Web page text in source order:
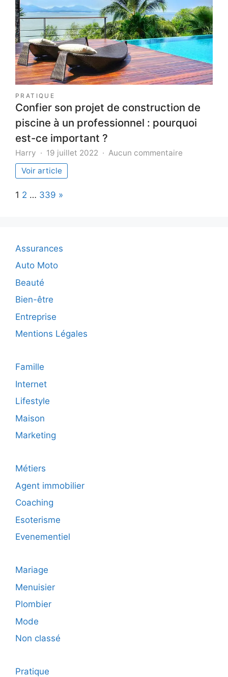
vente
aux
enchères
de
motos
sans
faire
d’achat
PRATIQUE
Confier son projet de construction de
piscine à un professionnel : pourquoi
est-ce important ?
Harry 19 juillet 2022 Aucun commentaire
Voir article
Page:
1 2 … 339 Next
»
Assurances
Auto Moto
Beauté
Bien-être
Entreprise
Mentions Légales
Famille
Internet
Lifestyle
Maison
Marketing
Métiers
Agent immobilier
Coaching
Esoterisme
Evenementiel
Mariage
Menuisier
Plombier
Mode
Non classé
Pratique